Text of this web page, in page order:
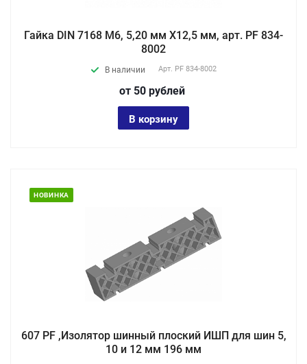
Гайка DIN 7168 М6, 5,20 мм X12,5 мм, арт. PF 834-
8002
В наличии Арт. PF 834-8002
от 50 рублей
В корзину
НОВИНКА
607 PF ,Изолятор шинный плоский ИШП для шин 5,
10 и 12 мм 196 мм